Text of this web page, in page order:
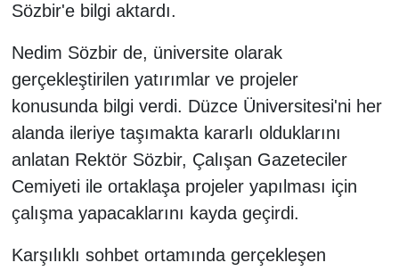
Sözbir'e bilgi aktardı.
Nedim Sözbir de, üniversite olarak
gerçekleştirilen yatırımlar ve projeler
konusunda bilgi verdi. Düzce Üniversitesi'ni her
alanda ileriye taşımakta kararlı olduklarını
anlatan Rektör Sözbir, Çalışan Gazeteciler
Cemiyeti ile ortaklaşa projeler yapılması için
çalışma yapacaklarını kayda geçirdi.
Karşılıklı sohbet ortamında gerçekleşen